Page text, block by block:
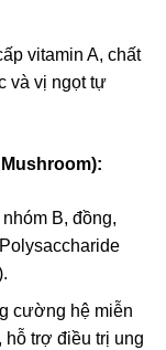
vitamin A, chất
và vị ngọt tự
B, đồng,
cường hệ miễn
hỗ trợ điều trị ung